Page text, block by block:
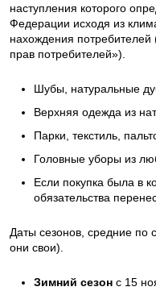
наступления которого
Федерации исходя из
нахождения
прав потребителей»).
Шубы, натуральные
Верхняя одежда из
Парки, текстиль,
Головные уборы из
Если покупка была в
обязательства
Даты сезонов, средние по
они свои).
Зимний сезон с 15